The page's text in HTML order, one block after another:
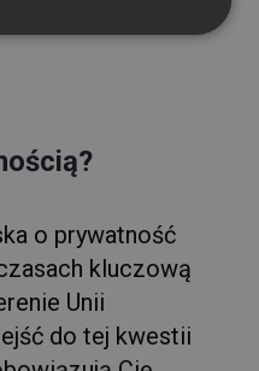
danych karty
o prywatność
kluczową
Unii
do tej kwestii